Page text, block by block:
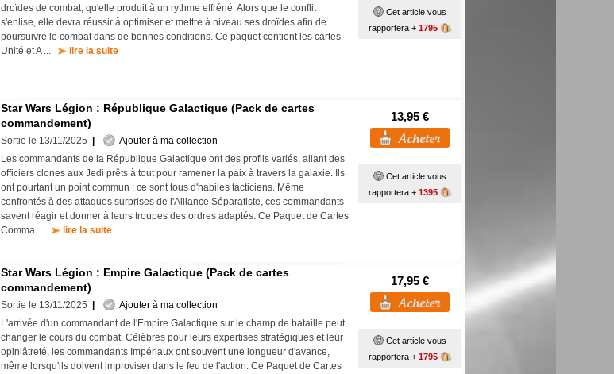
droïdes de combat, qu'elle produit à un rythme effréné. Alors que le conflit
s'enlise, elle devra réussir à optimiser et mettre à niveau ses droïdes afin de
poursuivre le combat dans de bonnes conditions. Ce paquet contient les cartes
Unité et A ...
lire la suite
Cet article vous
rapportera + 1795
Star Wars Légion : République Galactique (Pack de cartes
commandement)
Sortie le 13/11/2025
Ajouter à ma collection
Les commandants de la République Galactique ont des profils variés, allant des
officiers clones aux Jedi prêts à tout pour ramener la paix à travers la galaxie. Ils
ont pourtant un point commun : ce sont tous d'habiles tacticiens. Même
confrontés à des attaques surprises de l'Alliance Séparatiste, ces commandants
savent réagir et donner à leurs troupes des ordres adaptés. Ce Paquet de Cartes
Comma ...
lire la suite
13,95 €
Cet article vous
rapportera + 1395
Star Wars Légion : Empire Galactique (Pack de cartes
commandement)
Sortie le 13/11/2025
Ajouter à ma collection
L'arrivée d'un commandant de l'Empire Galactique sur le champ de bataille peut
changer le cours du combat. Célèbres pour leurs expertises stratégiques et leur
opiniâtreté, les commandants Impériaux ont souvent une longueur d'avance,
même lorsqu'ils doivent improviser dans le feu de l'action. Ce Paquet de Cartes
17,95 €
Cet article vous
rapportera + 1795